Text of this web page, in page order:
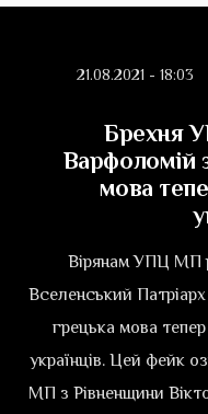
21.08.2021 - 18:03
Брехня
Варфоломій
мова
Вірянам УПЦ МП
Вселенський
грецька мова
українців. Цей фейк
МП з Рівненщини